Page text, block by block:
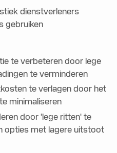
dienstverleners
gebruiken
te verbeteren door lege
te verminderen
te verlagen door het
minimaliseren
door 'lege ritten' te
opties met lagere uitstoot